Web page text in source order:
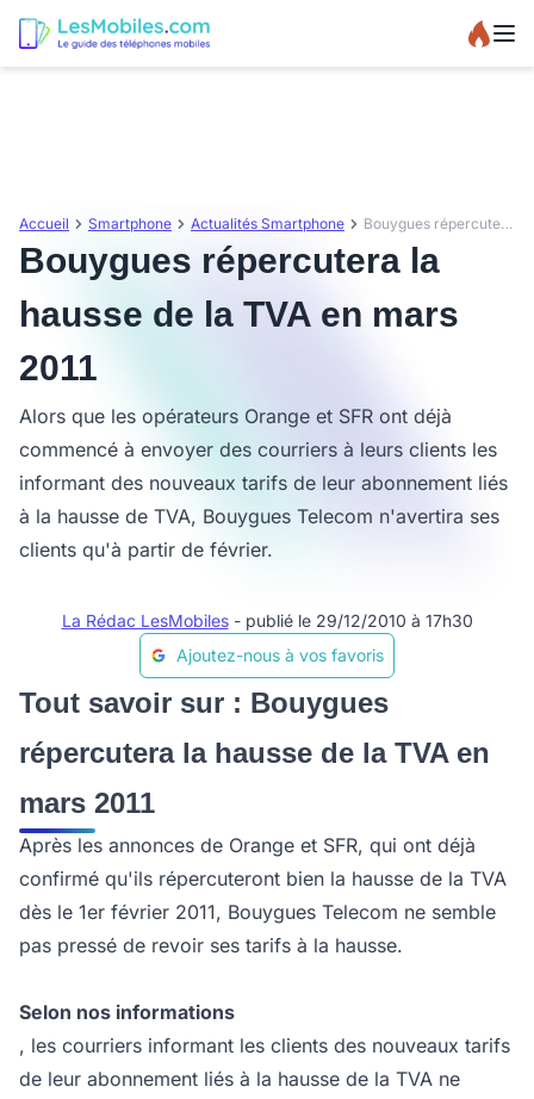
Accueil Smartphone Actualités Smartphone Bouygues répercutera la hausse de la TVA en mars 2011
Bouygues répercutera la
hausse de la TVA en mars
2011
Alors que les opérateurs Orange et SFR ont déjà
commencé à envoyer des courriers à leurs clients les
informant des nouveaux tarifs de leur abonnement liés
à la hausse de TVA, Bouygues Telecom n'avertira ses
clients qu'à partir de février.
La Rédac LesMobiles - publié le 29/12/2010 à 17h30
Ajoutez-nous à vos favoris
Tout savoir sur : Bouygues
répercutera la hausse de la TVA en
mars 2011
Après les annonces de Orange et SFR, qui ont déjà
confirmé qu'ils répercuteront bien la hausse de la TVA
dès le 1er février 2011, Bouygues Telecom ne semble
pas pressé de revoir ses tarifs à la hausse.
Selon nos informations
, les courriers informant les clients des nouveaux tarifs
de leur abonnement liés à la hausse de la TVA ne